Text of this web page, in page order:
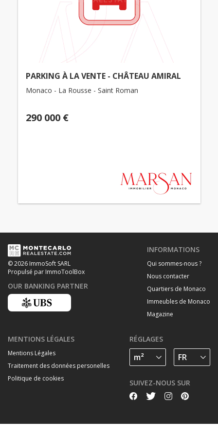
PARKING À LA VENTE - CHÂTEAU AMIRAL
Monaco - La Rousse - Saint Roman
290 000 €
© 2026 ImmoSoft SARL
Propulsé par ImmoToolBox
OUR BANKING PARTNER
INFORMATIONS
Qui sommes-nous ?
Nous contacter
Quartiers de Monaco
Immeubles de Monaco
Magazine
MENTIONS LÉGALES
Mentions Légales
Traitement des données personelles
Politique de cookies
RÉGLAGES
SUIVEZ-NOUS SUR